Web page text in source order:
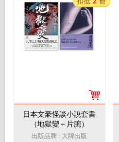
日本文豪怪談小說套書
（地獄變＋片腕）
出版品牌 : 大牌出版